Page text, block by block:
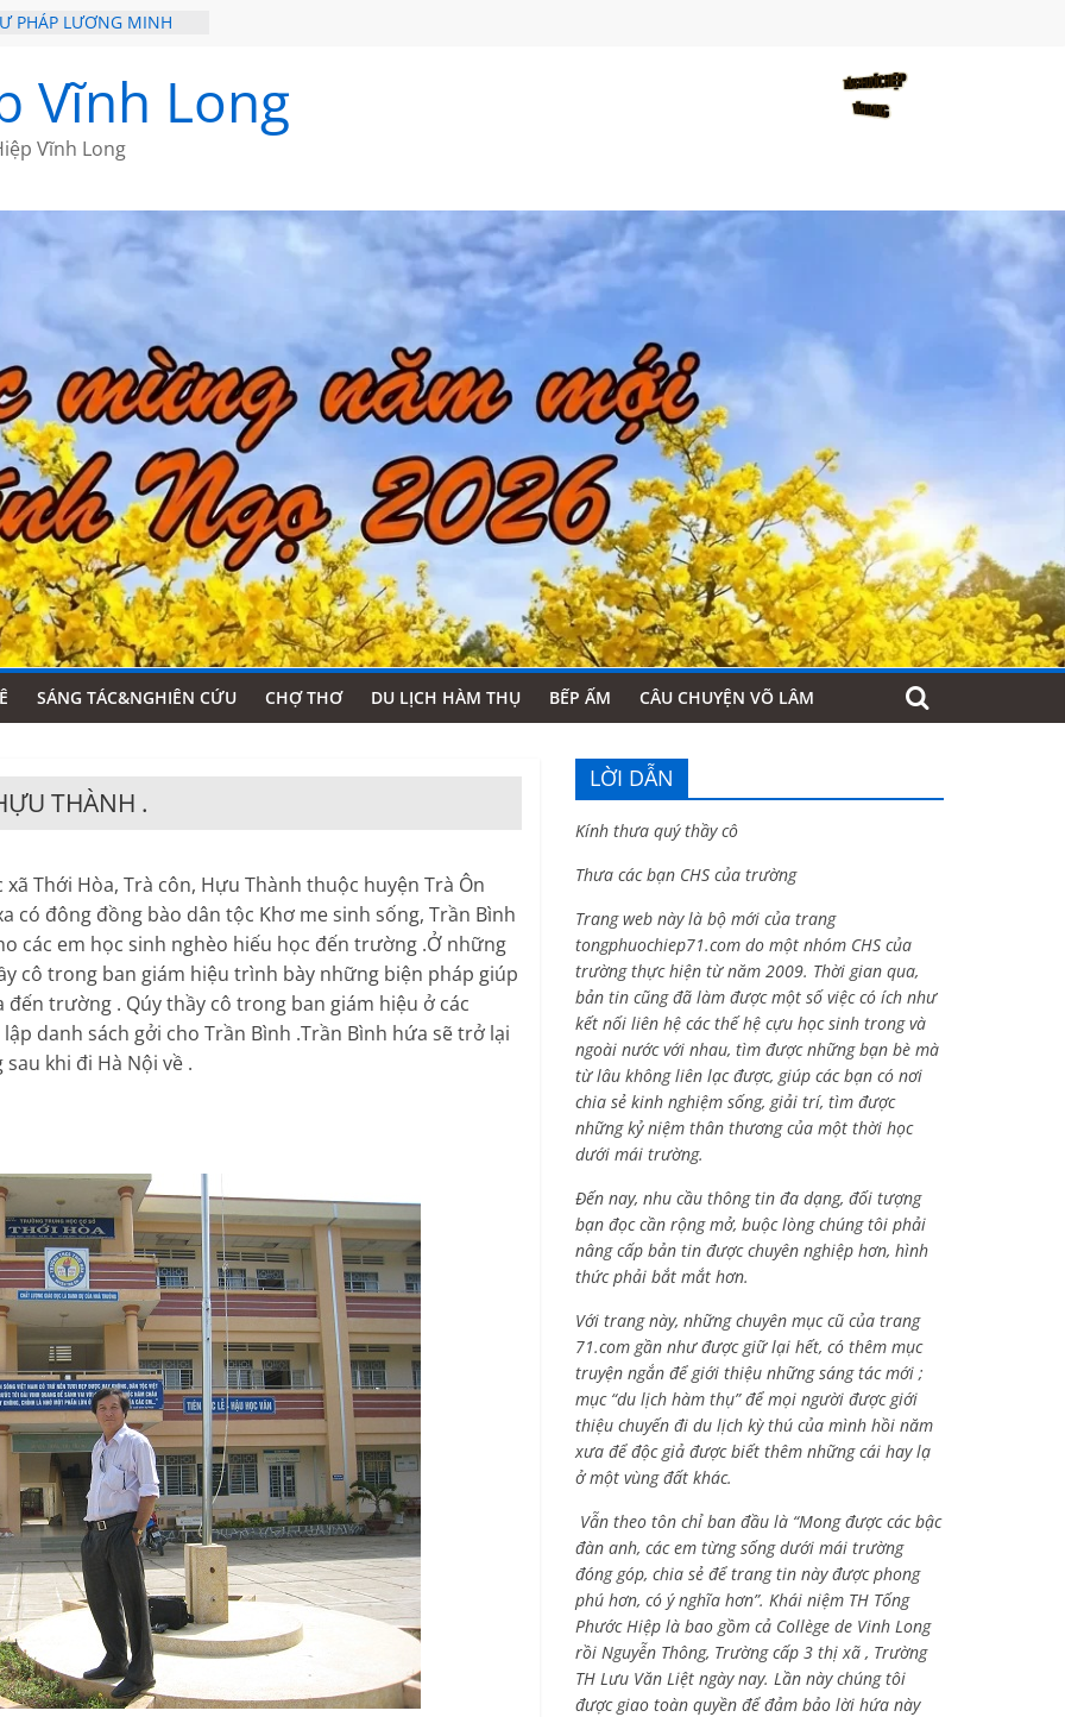
PHÁP LƯƠNG MINH
NHỮNG TRANG
CHÂU LỆ DUNG
NÚI
Vĩnh Long
Vĩnh Long
SÁNG TÁC&NGHIÊN CỨU CHỢ THƠ DU LỊCH HÀM THỤ BẾP ẤM CÂU CHUYỆN VÕ LÂM
THÀNH .
Thới Hòa, Trà côn, Hựu Thành thuộc huyện Trà Ôn
có đông đồng bào dân tộc Khơ me sinh sống, Trần Bình
các em học sinh nghèo hiếu học đến trường .Ở những
cô trong ban giám hiệu trình bày những biện pháp giúp
trường . Qúy thầy cô trong ban giám hiệu ở các
danh sách gởi cho Trần Bình .Trần Bình hứa sẽ trở lại
khi đi Hà Nội về .
LỜI DẪN
Kính thưa quý thầy cô
Thưa các bạn CHS của trường
Trang web này là bộ mới của trang
tongphuochiep71.com do một nhóm CHS của
trường thực hiện từ năm 2009. Thời gian qua,
bản tin cũng đã làm được một số việc có ích như
kết nối liên hệ các thế hệ cựu học sinh trong và
ngoài nước với nhau, tìm được những bạn bè mà
từ lâu không liên lạc được, giúp các bạn có nơi
chia sẻ kinh nghiệm sống, giải trí, tìm được
những kỷ niệm thân thương của một thời học
dưới mái trường.
Đến nay, nhu cầu thông tin đa dạng, đối tượng
bạn đọc cần rộng mở, buộc lòng chúng tôi phải
nâng cấp bản tin được chuyên nghiệp hơn, hình
thức phải bắt mắt hơn.
Với trang này, những chuyên mục cũ của trang
71.com gần như được giữ lại hết, có thêm mục
truyện ngắn để giới thiệu những sáng tác mới ;
mục “du lịch hàm thụ” để mọi người được giới
thiệu chuyến đi du lịch kỳ thú của mình hồi năm
xưa để độc giả được biết thêm những cái hay lạ
ở một vùng đất khác.
Vẫn theo tôn chỉ ban đầu là “Mong được các bậc
đàn anh, các em từng sống dưới mái trường
đóng góp, chia sẻ để trang tin này được phong
phú hơn, có ý nghĩa hơn”. Khái niệm TH Tống
Phước Hiệp là bao gồm cả Collège de Vinh Long
rồi Nguyễn Thông, Trường cấp 3 thị xã , Trường
TH Lưu Văn Liệt ngày nay. Lần này chúng tôi
được giao toàn quyền để đảm bảo lời hứa này